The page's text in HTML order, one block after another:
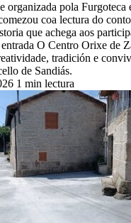
organizada pola Furgoteca
coa lectura do
que achega aos
O Centro Orixe de
tradición e
de Sandiás.
1 min lectura